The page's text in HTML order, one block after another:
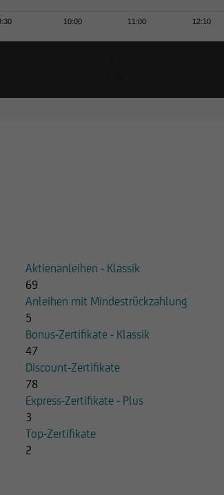
10:00 11:00 12:10
Aktienanleihen - Klassik
69
Anleihen mit Mindestrückzahlung
5
Bonus-Zertifikate - Klassik
47
Discount-Zertifikate
78
Express-Zertifikate - Plus
3
Top-Zertifikate
2